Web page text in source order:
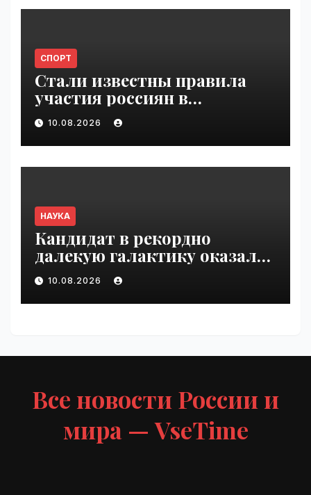
СПОРТ
Стали известны правила
участия россиян в
нейтральном статусе на ЧЕ |
VseTime.ru
10.08.2026
НАУКА
Кандидат в рекордно
далекую галактику оказался
очень холодным
коричневым карликом |
VseTime.ru
10.08.2026
Все новости России и
мира — VseTime